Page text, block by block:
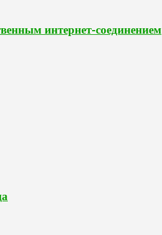
интернет-соединением